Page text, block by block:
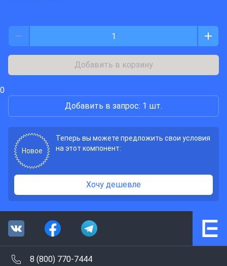
Добавить в корзину
0
Добавить в запрос: 1 шт.
Новое
Теперь вы можете предложить свои условия
на этот компонент:
Хочу дешевле
8 (800) 770-7444